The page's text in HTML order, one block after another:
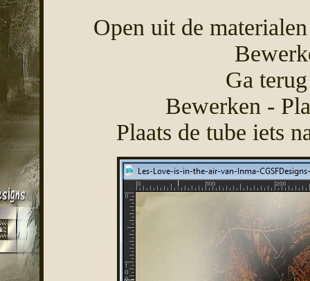
Open uit de
Ga
Bewerken -
Plaats de tube iets